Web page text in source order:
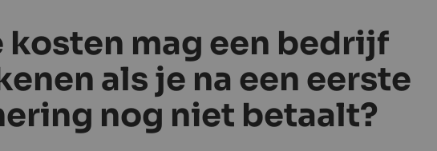
kosten mag een bedrijf
als je na een eerste
nog niet betaalt?